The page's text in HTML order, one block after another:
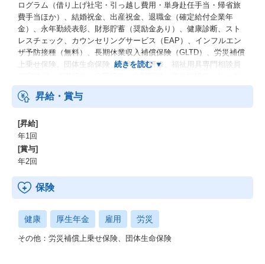
ログラム（借り上げ社宅・引っ越し費用・単身赴任手当・帰省旅
費手当ほか）、結婚祝金、出産祝金、退職金（確定給付企業年
金）、永年勤続表彰、財形貯蓄（奨励金あり）、健康診断、スト
レスチェック、カウンセリングサービス（EAP）、インフルエン
ザ予防接種（無料）、長期休業収入補償保険（GLTD）、労災補償
上乗せ保険、団体生命保険、新入社員研修、福祉用具専門相談員
ー研修、管理者研修、福祉用具選定士、福祉用具プランナー 等
昇給・賞与
[昇給]
年1回
[賞与]
年2回
保険
健康 厚生年金 雇用 労災
その他：労災補償上乗せ保険、団体生命保険